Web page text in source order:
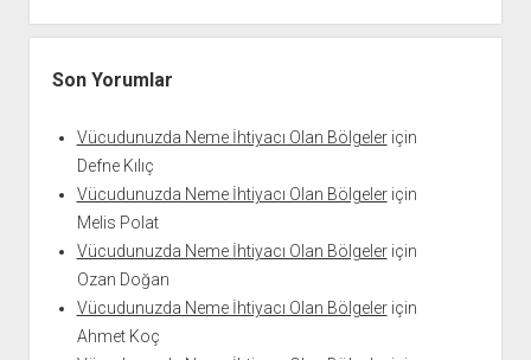
Son Yorumlar
Vücudunuzda Neme İhtiyacı Olan Bölgeleriçin
Defne Kılıç
Vücudunuzda Neme İhtiyacı Olan Bölgeleriçin
Melis Polat
Vücudunuzda Neme İhtiyacı Olan Bölgeleriçin
Ozan Doğan
Vücudunuzda Neme İhtiyacı Olan Bölgeleriçin
Ahmet Koç